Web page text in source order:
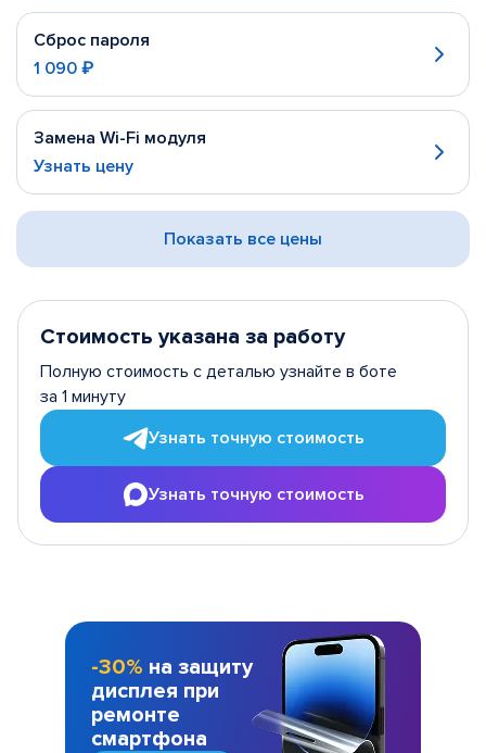
Сброс пароля
1 090 ₽
Замена Wi-Fi модуля
Узнать цену
Показать все цены
Стоимость указана за работу
Полную стоимость с деталью узнайте в боте
за 1 минуту
Узнать точную стоимость
Узнать точную стоимость
-30% на защиту
дисплея при
ремонте
смартфона